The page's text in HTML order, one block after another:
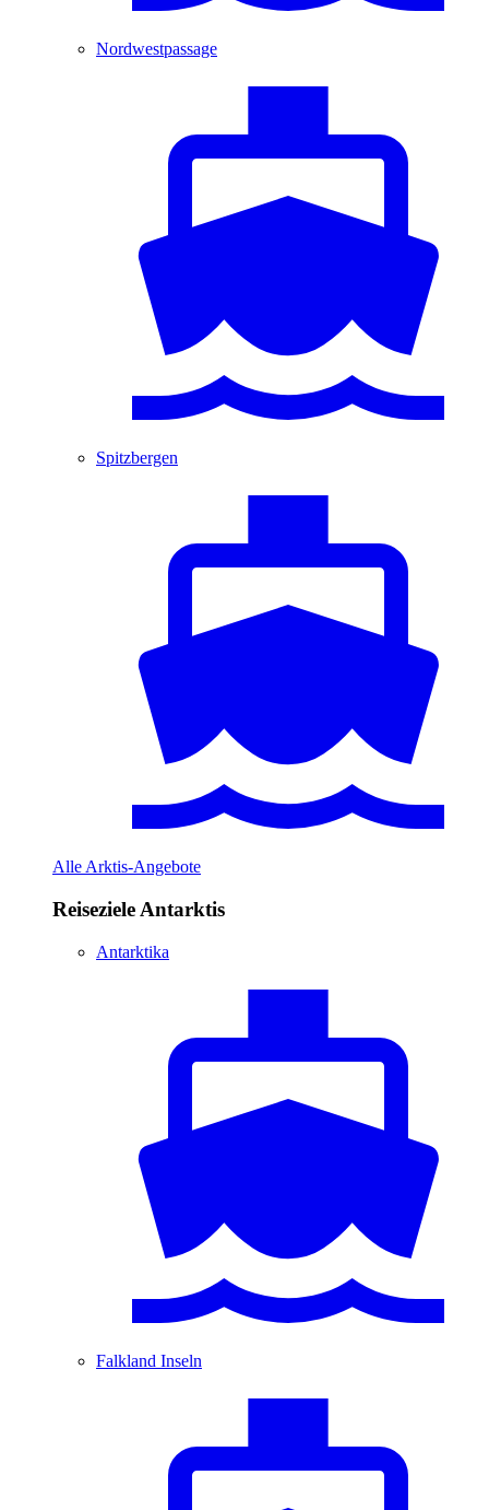
Nordwestpassage
Spitzbergen
Alle Arktis-Angebote
Reiseziele Antarktis
Antarktika
Falkland Inseln